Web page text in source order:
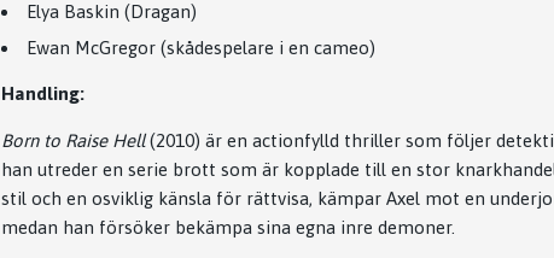
Elya Baskin (Dragan)
Ewan McGregor (skådespelare i en cameo)
Handling:
Born to Raise Hell(2010) är en actionfylld thriller som följer
han utreder en serie brott som är kopplade till en stor
stil och en osviklig känsla för rättvisa, kämpar Axel mot en
medan han försöker bekämpa sina egna inre demoner.